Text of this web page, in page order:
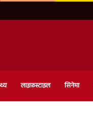
लाइफ़स्टाइल सिनेमा